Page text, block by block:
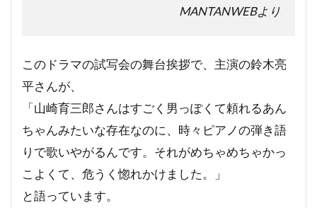
MANTANWEBより
このドラマの試写会の舞台挨拶で、主演の鈴木亮
平さんが、
「山崎育三郎さんはすごく男っぽくて頼れるあん
ちゃんみたいな存在なのに、時々ピアノの弾き語
りで歌いやがるんです。それがめちゃめちゃかっ
こよくて、危うく惚れかけました。」
と語っています。